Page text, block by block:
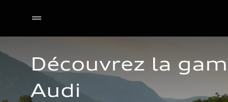
Découvrez la
Audi